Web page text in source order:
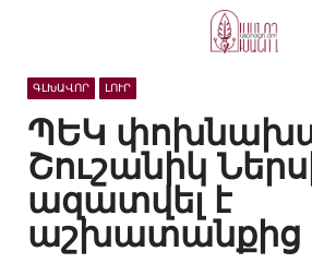
ԳԼԽԱՎՈՐ ԼՈՒՐ
ՊԵԿ
Շուշանիկ
ազատվել է
աշխատանքից